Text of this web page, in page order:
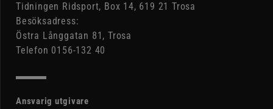
Tidningen Ridsport, Box 14, 619 21 Trosa
Besöksadress:
Östra Långgatan 81, Trosa
Telefon 0156-132 40
Ansvarig utgivare